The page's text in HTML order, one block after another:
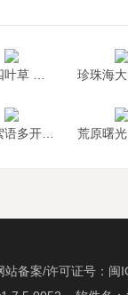
备案/许可证号： 闽